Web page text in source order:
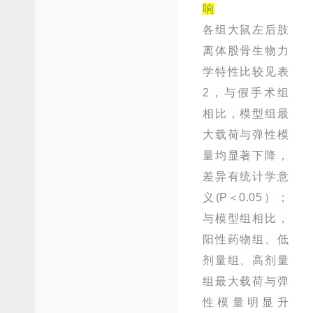
响
各组大鼠左后肢
离体股骨生物力
学特性比较见表
2，与假手术组
相比，模型组最
大载荷与弹性模
量均显著下降，
差异有统计学意
义(P＜0.05）；
与模型组相比，
阳性药物组、低
剂量组、高剂量
组最大载荷与弹
性模量明显升